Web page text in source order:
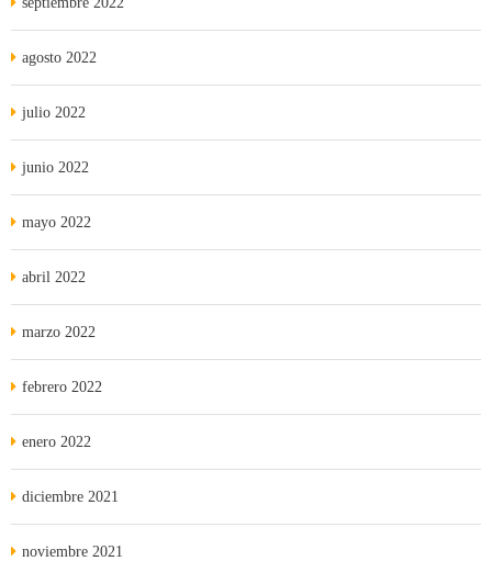
agosto 2022
julio 2022
junio 2022
mayo 2022
abril 2022
marzo 2022
febrero 2022
enero 2022
diciembre 2021
noviembre 2021